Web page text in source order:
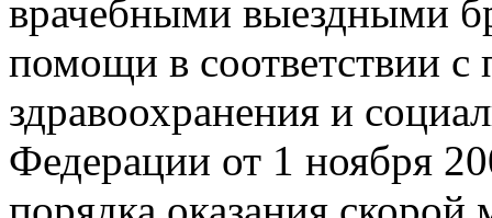
врачебными выездными
помощи в соответствии с
здравоохранения и
Федерации от 1 ноября